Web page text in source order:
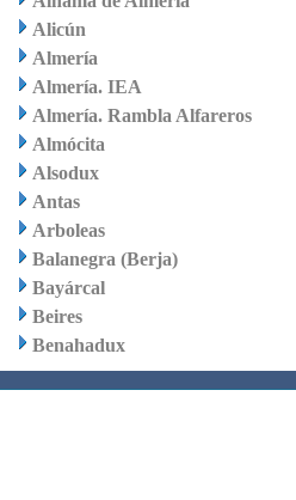
Alicún
Almería
Almería. IEA
Almería. Rambla Alfareros
Almócita
Alsodux
Antas
Arboleas
Balanegra (Berja)
Bayárcal
Beires
Benahadux